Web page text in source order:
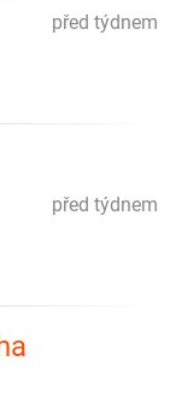
před týdnem
před týdnem